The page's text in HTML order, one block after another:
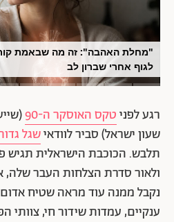
"מחלת האהבה": זה מה שבאמת
לגוף אחרי שברון לב
רגע לפניטקס האוסקר ה-90
שעון ישראל) סביר לוודאישגל
תלבש. הכוכבת הישראלית תגיש
ולאור סדרת הצלחות העבר
נקבל ממנה עוד מראה שטיח
ענקיים, עמדות שידור חי, צוותי